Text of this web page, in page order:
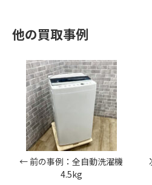
他の買取事例
← 前の事例：全自動洗濯機
4.5kg